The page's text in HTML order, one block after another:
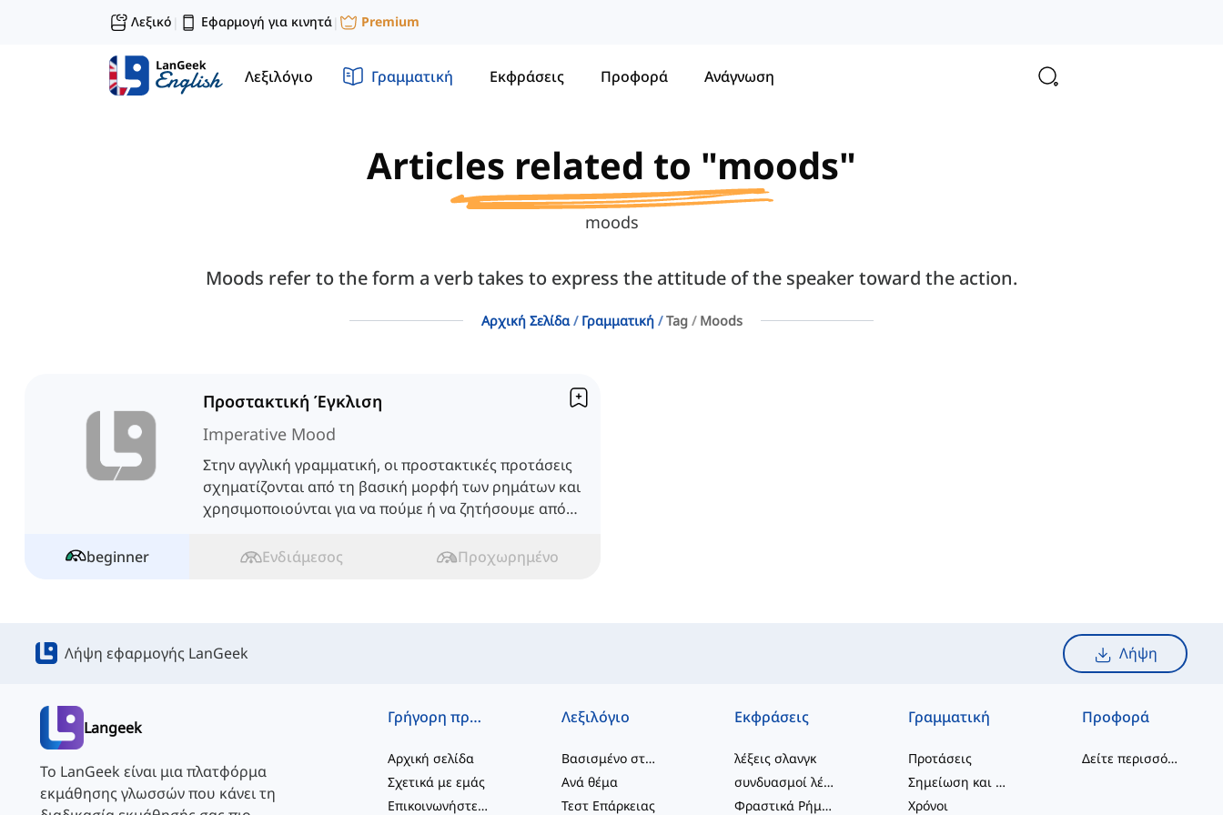
Λεξικό | Εφαρμογή για κινητά| Premium
Λεξιλόγιο Γραμματική Εκφράσεις Προφορά Ανάγνωση
Articles related to "moods"
moods
Moods refer to the form a verb takes to express the attitude of the speaker toward the action.
Αρχική Σελίδα Γραμματική Tag Moods
Προστακτική Έγκλιση
Imperative Mood
Στην αγγλική γραμματική, οι προστακτικές προτάσεις
σχηματίζονται από τη βασική μορφή των ρημάτων και
χρησιμοποιούνται για να πούμε ή να ζητήσουμε από
beginner
Ενδιάμεσος Προχωρημένο
Λήψη εφαρμογής LanGeek Λήψη
Langeek
Το LanGeek είναι μια πλατφόρμα
εκμάθησης γλωσσών που κάνει τη
Γρήγορη πρόσβαση
Αρχική σελίδα
Σχετικά με εμάς
Επικοινωνήστε μαζί μας
Λεξιλόγιο
Βασισμένο στο επίπεδο
Ανά θέμα
Τεστ Επάρκειας
Εκφράσεις
λέξεις σλανγκ
συνδυασμοί λέξεων
Φραστικά Ρήματα
Γραμματική
Προτάσεις
Σημείωση και Ορθογραφία
Χρόνοι
Προφορά
Δείτε περισσότερα